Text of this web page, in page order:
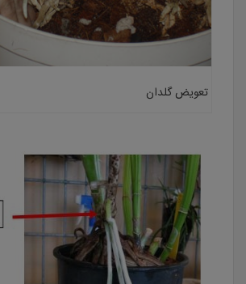
تعویض گلدان